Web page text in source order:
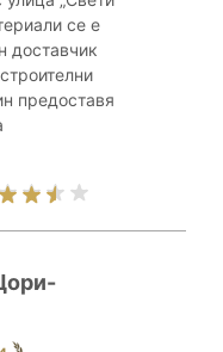
се е
доставчик
предоставя